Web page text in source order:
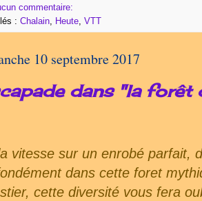
commentaire:
: Chalain, Heute, VTT
10 septembre 2017
dans "la forêt
vitesse sur un enrobé parfait,
dans cette foret
cette diversité vous fera